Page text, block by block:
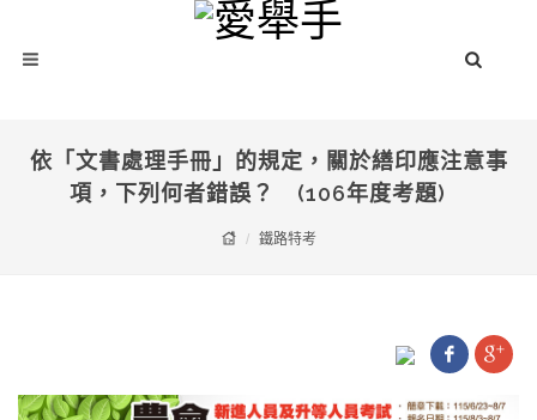
依「文書處理手冊」的規定，關於繕印應注意事
項，下列何者錯誤？ (106年度考題)
鐵路特考